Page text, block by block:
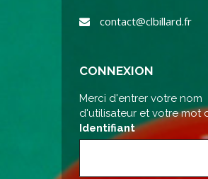
contact@clbillard.fr
CONNEXION
Merci d'entrer votre nom
d'utilisateur et votre mot
Identifiant